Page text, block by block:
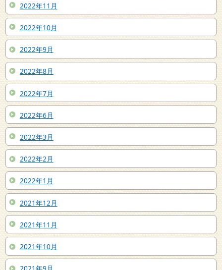
2022年11月
2022年10月
2022年9月
2022年8月
2022年7月
2022年6月
2022年3月
2022年2月
2022年1月
2021年12月
2021年11月
2021年10月